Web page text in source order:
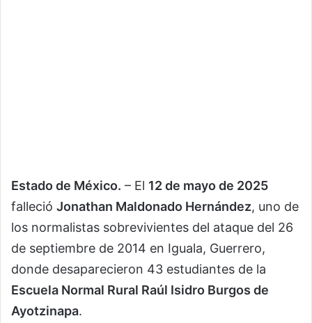
Estado de México. – El 12 de mayo de 2025
falleció Jonathan Maldonado Hernández, uno de
los normalistas sobrevivientes del ataque del 26
de septiembre de 2014 en Iguala, Guerrero,
donde desaparecieron 43 estudiantes de la
Escuela Normal Rural Raúl Isidro Burgos de
Ayotzinapa.